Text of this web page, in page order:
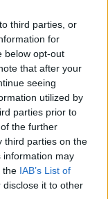
third parties, or
for
below opt-out
that after your
seeing
utilized by
parties prior to
the further
third parties on the
information may
the IAB’s List of
it to other
μουσική
δεν